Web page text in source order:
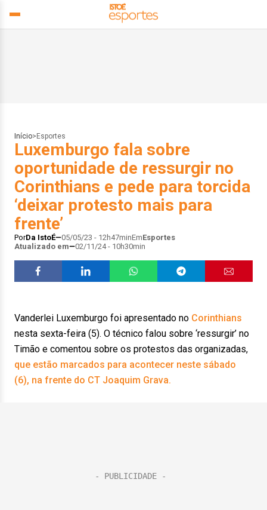
Início> Esportes
Luxemburgo fala sobre
oportunidade de ressurgir no
Corinthians e pede para torcida
‘deixar protesto mais para
frente’
PorDa IstoÉ 05/05/23 - 12h47minEmEsportes
Atualizado em
02/11/24 - 10h30min
Vanderlei Luxemburgo foi apresentado no Corinthians
nesta sexta-feira (5). O técnico falou sobre ‘ressurgir’ no
Timão e comentou sobre os protestos das organizadas,
que estão marcados para acontecer neste sábado
(6), na frente do CT Joaquim Grava.